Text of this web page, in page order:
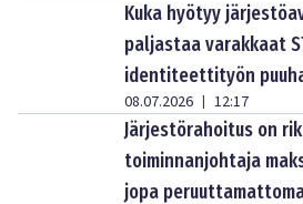
Kuka hyötyy
paljastaa varakkaat
identiteettityön
08.07.2026 | 12:17
Järjestörahoitus on
toiminnanjohtaja
jopa